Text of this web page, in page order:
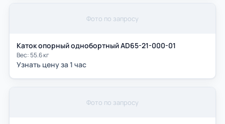
Фото по запросу
Каток опорный однобортный AD65-21-000-01
Вес: 55.6 кг
Узнать цену за 1 час
Фото по запросу